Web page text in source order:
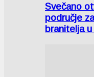
Svečano
područje
branitelja